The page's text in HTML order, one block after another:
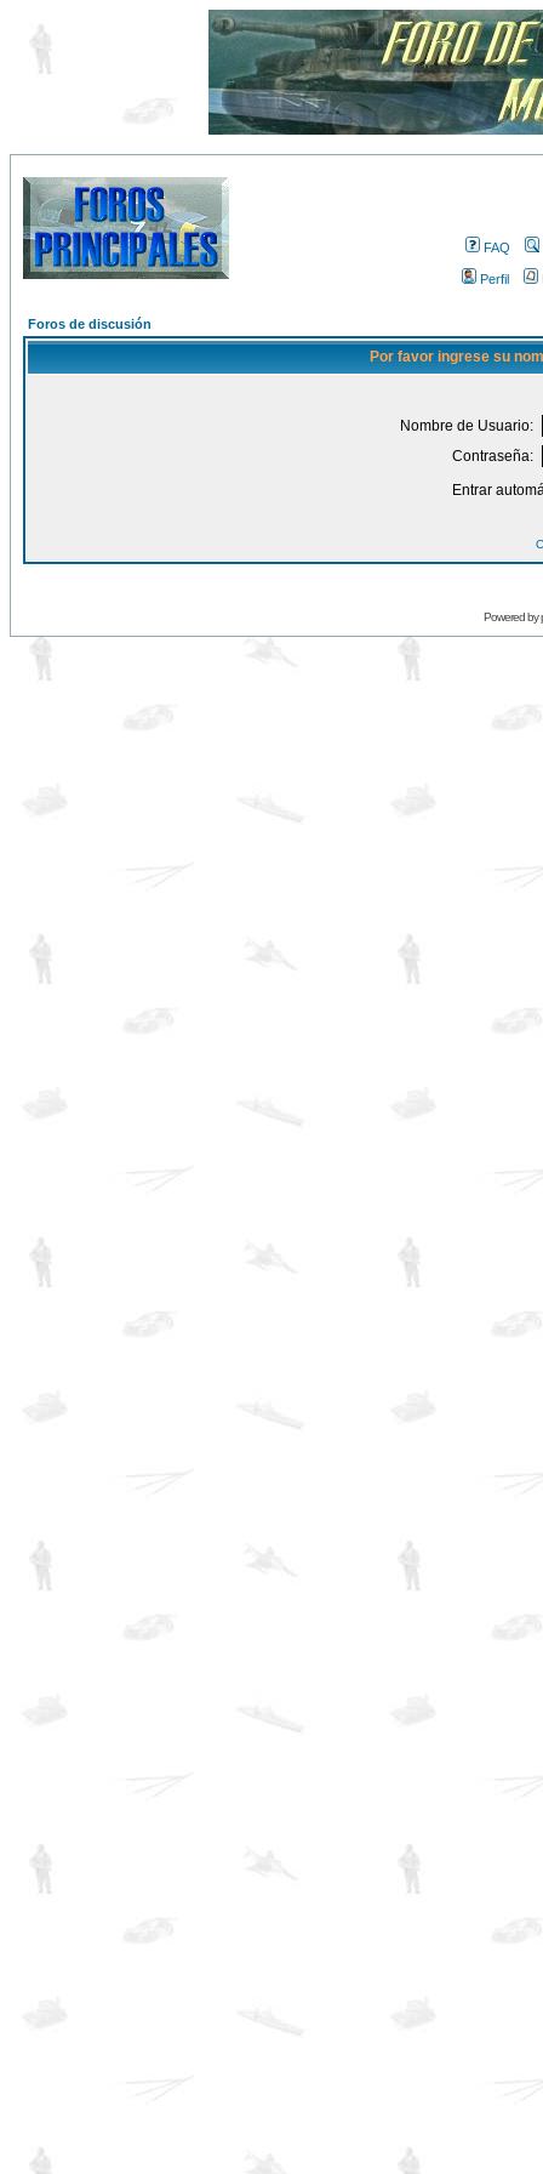
FAQ
Perfil
Foros de discusión
Por favor ingrese su
Nombre de Usuario:
Contraseña:
Entrar
Powered by